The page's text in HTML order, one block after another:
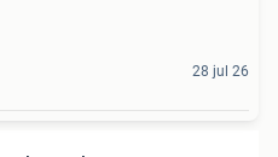
28 jul 26